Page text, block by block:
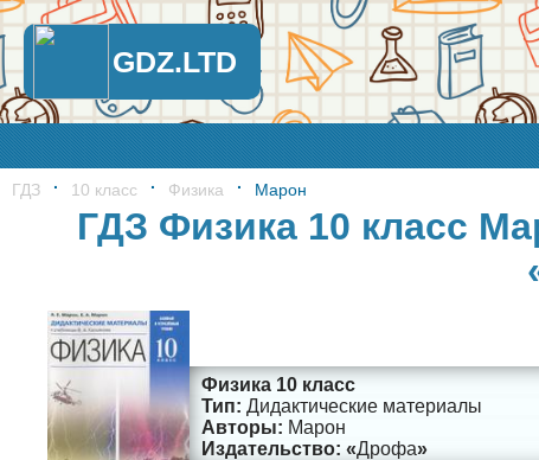
GDZ.LTD
ГДЗ 10 класс Физика Марон
ГДЗ Физика 10 класс
Физика 10 класс
Дидактические материалы
Марон
Дрофа